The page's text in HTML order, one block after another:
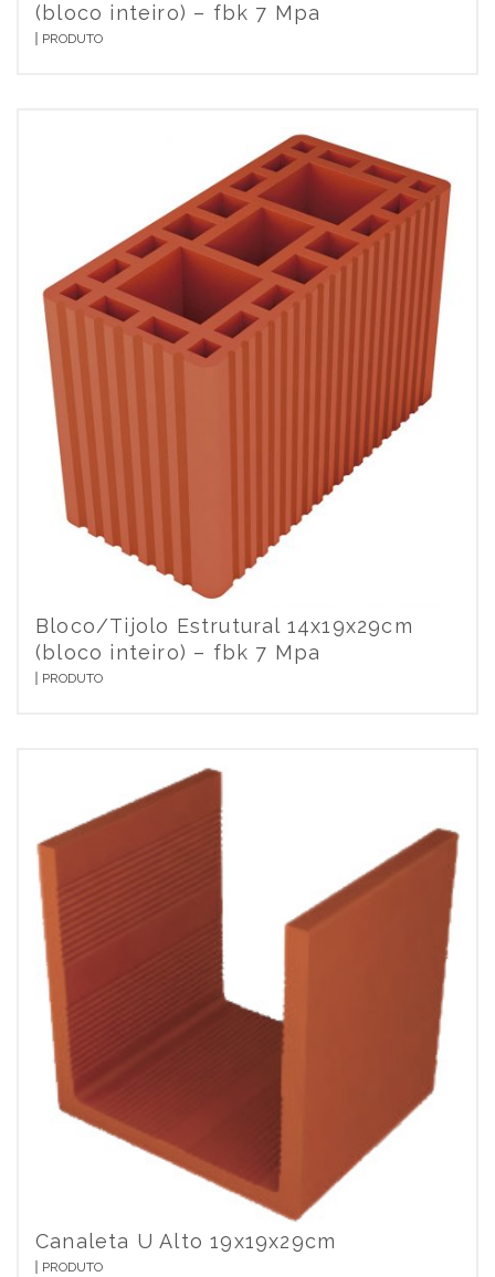
(bloco inteiro) – fbk 7 Mpa
PRODUTO
Bloco/Tijolo Estrutural 14x19x29cm
(bloco inteiro) – fbk 7 Mpa
PRODUTO
Canaleta U Alto 19x19x29cm
PRODUTO